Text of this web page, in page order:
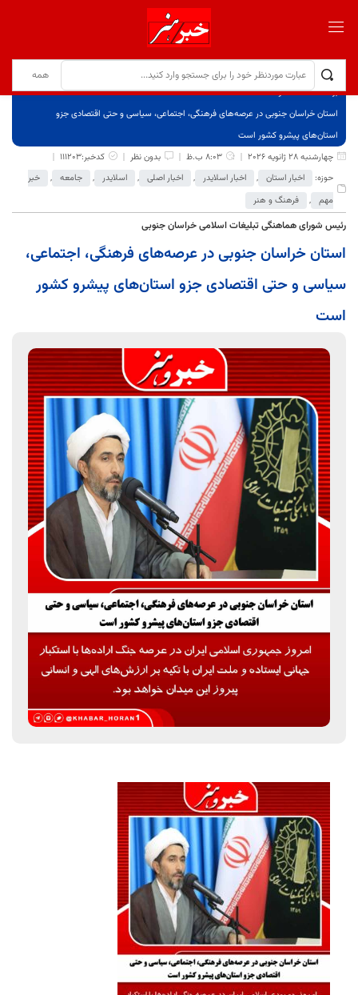
برگ نخست
نوشته‌ها
استان خراسان جنوبی در عرصه‌های فرهنگی، اجتماعی، سیاسی و حتی اقتصادی جزو
استان‌های پیشرو کشور است
چهارشنبه 28 ژانویه 2026
8:03 ب.ظ بدون نظر
کدخبر:111203
حوزه:
اخبار استان , اخبار اسلایدر , اخبار اصلی , اسلایدر , جامعه ,
خبر
مهم , فرهنگ و هنر
رئیس شورای هماهنگی تبلیغات اسلامی خراسان جنوبی
استان خراسان جنوبی در عرصه‌های فرهنگی، اجتماعی،
سیاسی و حتی اقتصادی جزو استان‌های پیشرو کشور
است